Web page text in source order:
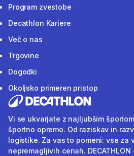
Program zvestobe
Decathlon Kariere
Več o nas
Trgovine
Dogodki
Okoljsko primeren pristop
Vi se ukvarjate z najljubšim
športno opremo. Od raziskav in
logistike. Za vas to pomeni: vse za
nepremagljivih cenah.